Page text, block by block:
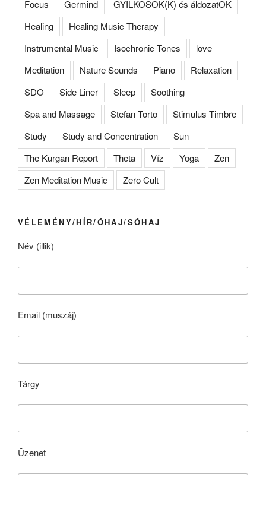
Focus Germind
GYILKOSOK(K) és áldozatOK
Healing
Healing Music Therapy
Instrumental Music
Isochronic Tones
love
Meditation
Nature Sounds Piano
Relaxation
SDO
Side Liner Sleep
Soothing
Spa and Massage
Stefan Torto
Stimulus Timbre
Study
Study and Concentration
Sun
The Kurgan Report
Theta Víz Yoga
Zen
Zen Meditation Music
Zero Cult
VÉLEMÉNY/HÍR/ÓHAJ/SÓHAJ
Név (illik)
Email (muszáj)
Tárgy
Üzenet